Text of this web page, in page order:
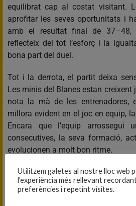
equilibrat cap al costat visitant.
aprofitar les seves oportunitats i
amb el resultat final de 37–48,
reflecteix del tot l’esforç i la
bona part del duel.
Tot i la derrota, el partit deixa
Les minis del Blanes estan creixent
nota la mà de les entrenadores,
millora evident en el joc en equip,
Encara que l’equip arrossegui
consecutives, la seva formació,
evolucionen a molt bon ritme.
Partit per estar orgullosos i per
conjunt té un futur molt prometedor.
Enhorabona pel vostre esforç i a
Utilitzem galetes al nostre lloc web
l’experiència més rellevant
preferències i repetint visites.